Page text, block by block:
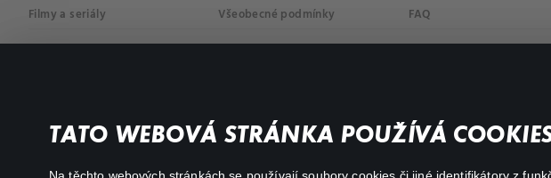
TATO WEBOVÁ STRÁNKA POUŽÍVÁ
Na těchto webových stránkách se používají soubory cookies či jiné identifikátory z
Filmy a seriály
Akční
Všeobecné podmínky FAQ